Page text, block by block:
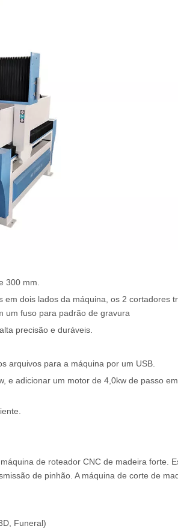
300 mm.
dois lados da máquina, os 2 cortadores
um fuso para padrão de gravura
precisão e duráveis.
arquivos para a máquina por um USB.
e adicionar um motor de 4,0kw de passo em
de roteador CNC de madeira forte.
de pinhão. A máquina de corte de
Funeral)